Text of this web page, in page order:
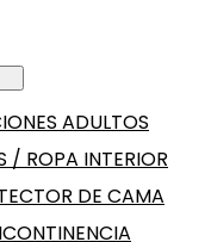
ADULTOS
/ ROPA INTERIOR
DE CAMA